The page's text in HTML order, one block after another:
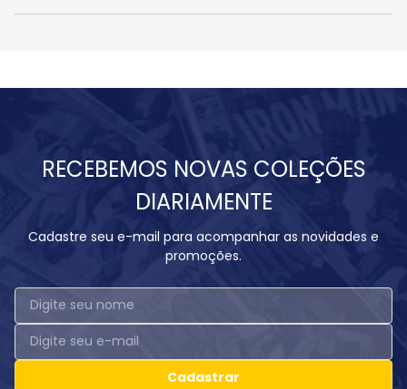
RECEBEMOS NOVAS COLEÇÕES
DIARIAMENTE
Cadastre seu e-mail para acompanhar as novidades e
promoções.
Cadastrar